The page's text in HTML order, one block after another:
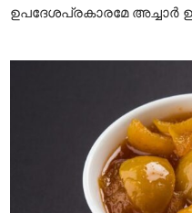
ഉപദേശപ്രകാരമേ അച്ചാർ